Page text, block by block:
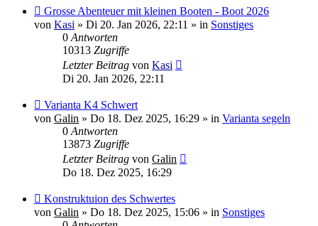
Neuer
Beitrag
Grosse Abenteuer mit kleinen Booten - Boot 2026
von Kasi » Di 20. Jan 2026, 22:11 » in Sonstiges
0 Antworten
10313 Zugriffe
Letzter Beitrag von Kasi
Di 20. Jan 2026, 22:11
Neuer
Beitrag
Varianta K4 Schwert
von Galin » Do 18. Dez 2025, 16:29 » in Varianta segeln
0 Antworten
13873 Zugriffe
Letzter Beitrag von Galin
Do 18. Dez 2025, 16:29
Neuer
Beitrag
Konstruktuion des Schwertes
von Galin » Do 18. Dez 2025, 15:06 » in Sonstiges